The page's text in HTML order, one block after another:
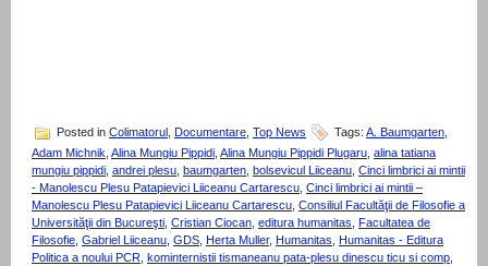
Posted in Colimatorul Documentare Top News Tags: A. Baumgarten
Adam Michnik, Alina Mungiu Pippidi, Alina Mungiu Pippidi Plugaru, alina tatiana
mungiu pippidi, andrei plesu, baumgarten, bolsevicul Liiceanu, Cinci limbrici ai mintii
- Manolescu Plesu Patapievici Liiceanu Cartarescu, Cinci limbrici ai mintii –
Manolescu Plesu Patapievici Liiceanu Cartarescu, Consiliul Facultăţii de Filosofie a
Universităţii din Bucureşti, Cristian Ciocan, editura humanitas, Facultatea de
Filosofie, Gabriel Liiceanu, GDS, Herta Muller, Humanitas, Humanitas - Editura
Politica a noului PCR, kominternistii tismaneanu pata-plesu dinescu ticu si comp,